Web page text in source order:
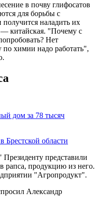
в почву глифосатов
для борьбы с
наладить их
— китайская. "Почему с
Нет
химии надо работать",
дом за 78 тысяч
Брестской области
представили
рапса, продукцию из него.
"Агропродукт".
Александр